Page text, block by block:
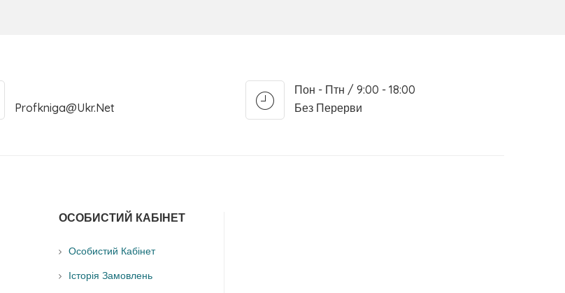
Profkniga@ukr.net
Пон - Птн / 9:00 - 18:00
Без Перерви
ОСОБИСТИЙ КАБІНЕТ
Особистий Кабінет
Історія Замовлень